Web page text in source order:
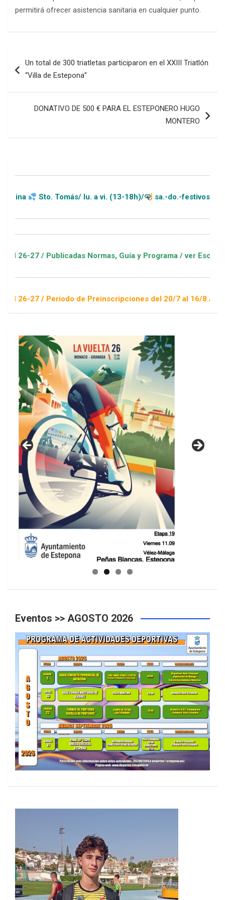
permitirá ofrecer asistencia sanitaria en cualquier punto.
de
Un total de 300 triatletas participaron en el XXIII Triatlón
“Villa de Estepona”
DONATIVO DE 500 € PARA EL ESTEPONERO HUGO
MONTERO
Sto. Tomás/ lu. a vi. (13-18h)/ sa.-do.-festivos (11-20h)
/ Publicadas Normas, Guía y Programa / ver Escuelas
/ Periodo de Preinscripciones del 20/7 al 16/8 / Sorteo 1 de
GUIA DE INSTALACIONES DEPORTIVAS
Eventos >> AGOSTO 2026